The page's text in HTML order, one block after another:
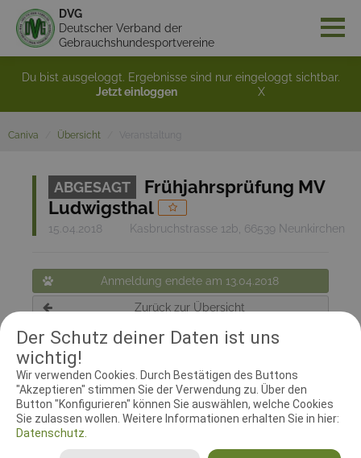
Der Schutz deiner Daten ist uns
wichtig!
Wir verwenden Cookies. Durch Bestätigen des Buttons
"Akzeptieren" stimmen Sie der Verwendung zu. Über den
Button "Konfigurieren" können Sie auswählen, welche Cookies
Sie zulassen wollen. Weitere Informationen erhalten Sie in hier:
Datenschutz.
DVG
Deutscher Verband der
Gebrauchshundesportvereine
Du bist ausgeloggt. Ergebnisse sind nur eingeloggt sichtbar.
Jetzt einloggen
X
Caniva Übersicht
ABGESAGT
Frühjahrsprüfung MV
Ludwigsthal
15.04.2018 Kasbruchstrasse 12b, 66539 Neunkirchen
Anmeldung endete am 13.04.2018
Zurück zur Übersicht
RICHTER UND HELFER
Leistungsrichter
Deutschland